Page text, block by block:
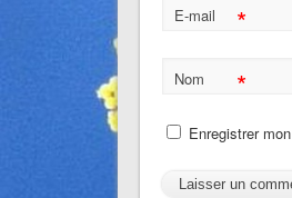
E-mail *
Nom *
Enregistrer